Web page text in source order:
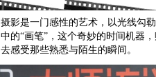
摄影是一门感性的艺术，以光线勾
中的“画笔”，这个奇妙的时间机器
去感受那些熟悉与陌生的瞬间。